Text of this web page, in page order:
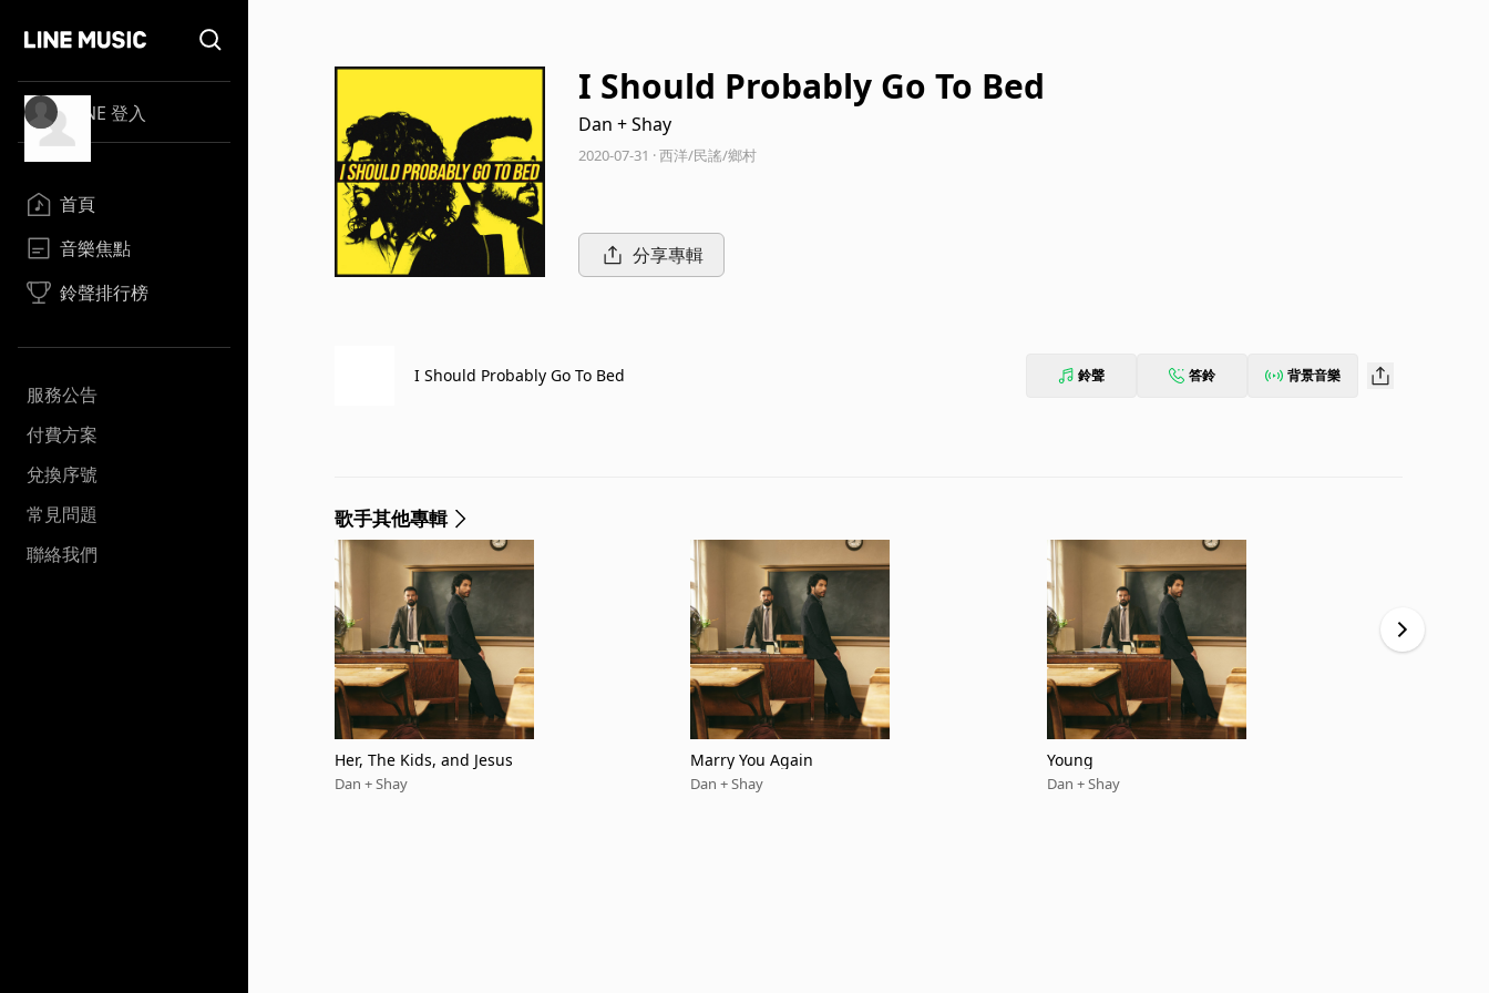
LINE 登入
首頁
音樂焦點
鈴聲排行榜
服務公告
付費方案
兌換序號
常見問題
聯絡我們
I Should Probably Go To Bed
Dan + Shay
2020-07-31 · 西洋/民謠/鄉村
分享專輯
I Should Probably Go To Bed 鈴聲 答鈴 背景音樂
歌手其他專輯
Her, The Kids, and Jesus
Dan + Shay
Marry You Again
Dan + Shay
Young
Dan + Shay